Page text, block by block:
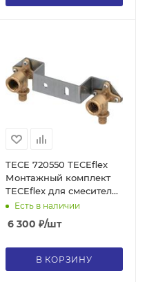
TECE 720550 TECEflex
Монтажный комплект
TECEflex для смесителя,
16 х 1/2", бронза
Есть в наличии
6 300 ₽/шт
В КОРЗИНУ